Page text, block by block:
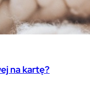
na kartę?